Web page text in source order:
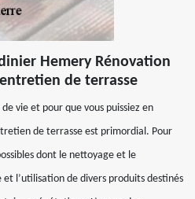
Hemery Rénovation
de terrasse
vie et pour que vous puissiez en
de terrasse est primordial. Pour
dont le nettoyage et le
l’utilisation de divers produits destinés